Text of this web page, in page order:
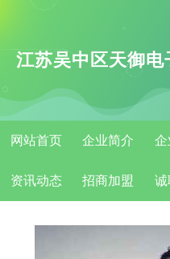
江苏吴中区天御电
网站首页 企业简介 企
资讯动态 招商加盟 诚